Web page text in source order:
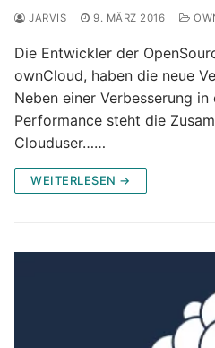
JARVIS 9. MÄRZ 2016
Die Entwickler der
ownCloud, haben die neue
Neben einer Verbesserung
Performance steht die
Clouduser……
WEITERLESEN →